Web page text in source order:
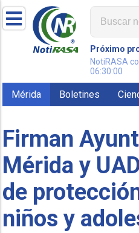
Próximo
NotiRASA
06:30:00
Mérida Boletines
Firman
Mérida y
de
niños y